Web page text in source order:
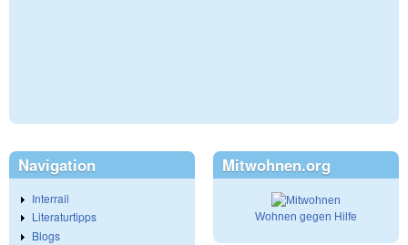
Navigation
Interrail
Literaturtipps
Blogs
Mitwohnen.org
Wohnen gegen Hilfe